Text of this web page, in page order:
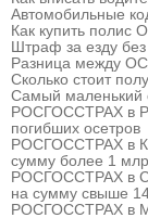
Автомобильные
Как купить полис
Штраф за езду
Разница между
Сколько стоит
Самый
РОСГОССТРАХ в
погибших осетров
РОСГОССТРАХ в
сумму более 1
РОСГОССТРАХ в
на сумму свыше
РОСГОССТРАХ в